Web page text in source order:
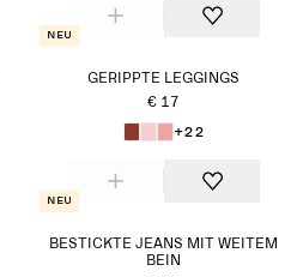
Neu
GERIPPTE LEGGINGS
€ 17
+22
Neu
BESTICKTE JEANS MIT WEITEM
BEIN